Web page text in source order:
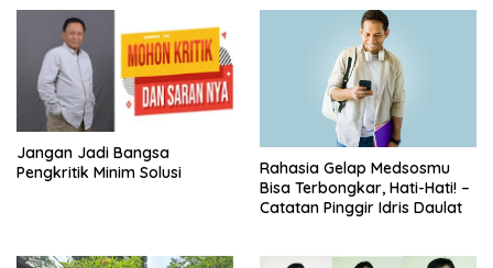
Jangan Jadi Bangsa
Pengkritik Minim Solusi
Rahasia Gelap Medsosmu
Bisa Terbongkar, Hati-Hati! –
Catatan Pinggir Idris Daulat